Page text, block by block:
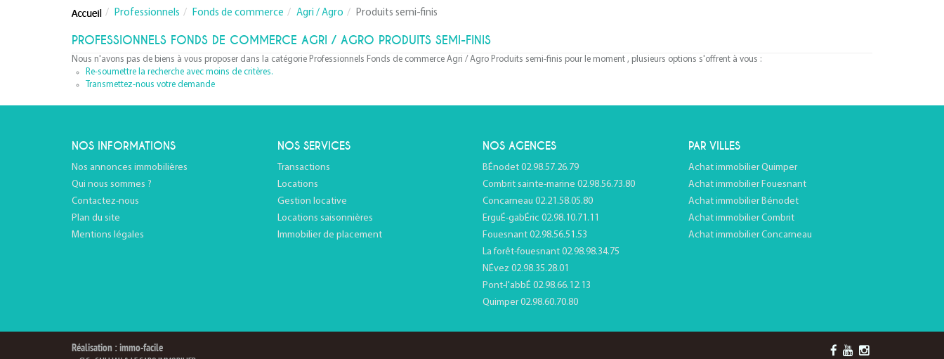
Professionnels Fonds de commerce Agri / Agro Produits semi-finis
PROFESSIONNELS FONDS DE COMMERCE AGRI / AGRO PRODUITS SEMI-FINIS
Nous n'avons pas de biens à vous proposer dans la catégorie Professionnels Fonds de commerce Agri / Agro Produits semi-finis pour le moment , plusieurs options s'offrent à vous :
Re-soumettre la recherche avec moins de critères.
Transmettez-nous votre demande
NOS INFORMATIONS
Nos annonces immobilières
Qui nous sommes ?
Contactez-nous
Plan du site
Mentions légales
NOS SERVICES
Transactions
Locations
Gestion locative
Locations saisonnières
Immobilier de placement
NOS AGENCES
BÉnodet 02.98.57.26.79
Combrit sainte-marine 02.98.56.73.80
Concarneau 02.21.58.05.80
ErguÉ-gabÉric 02.98.10.71.11
Fouesnant 02.98.56.51.53
La forêt-fouesnant 02.98.98.34.75
NÉvez 02.98.35.28.01
Pont-l'abbÉ 02.98.66.12.13
Quimper 02.98.60.70.80
PAR VILLES
Achat immobilier Quimper
Achat immobilier Fouesnant
Achat immobilier Bénodet
Achat immobilier Combrit
Achat immobilier Concarneau
Réalisation : immo-facile